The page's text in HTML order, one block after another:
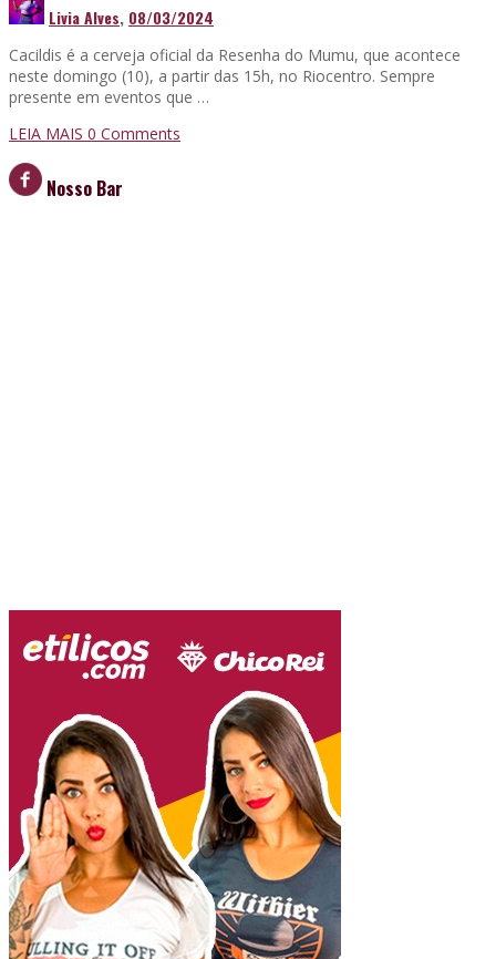
Livia Alves, 08/03/2024
Cacildis é a cerveja oficial da Resenha do Mumu, que acontece
neste domingo (10), a partir das 15h, no Riocentro. Sempre
presente em eventos que …
LEIA MAIS 0 Comments
Nosso Bar